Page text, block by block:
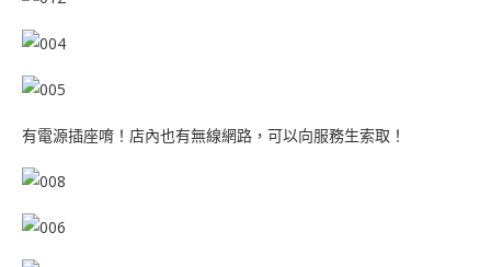
有電源插座唷！店內也有無線網路，可以向服務生索取！